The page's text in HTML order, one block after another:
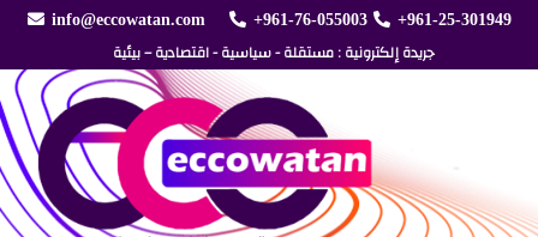
info@eccowatan.com +961-76-055003 +961-25-301949
جريدة إلكترونية : مستقلة - سياسية - اقتصادية – بيئية